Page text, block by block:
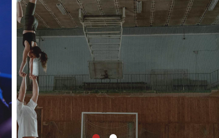
Oferim un espai de creació i la
possibilitat de sinèrgies entre els
artistes i la població pel foment de
noves audiències i nexes amb la
comunitat.